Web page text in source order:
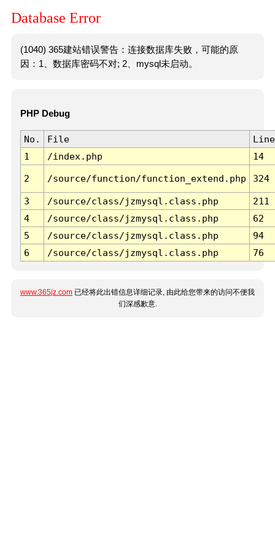
Database Error
(1040) 365建站错误警告：连接数据库失败，可能的原
因：1、数据库密码不对; 2、mysql未启动。
PHP Debug
No. File
Line
1
/index.php 14
2 /source/function/function_extend.php 324
3 /source/class/jzmysql.class.php
211
4
/source/class/jzmysql.class.php
62
5
/source/class/jzmysql.class.php
94
6
/source/class/jzmysql.class.php 76
www.365jz.com 已经将此出错信息详细记录, 由此给您带来的访问不便我
们深感歉意.